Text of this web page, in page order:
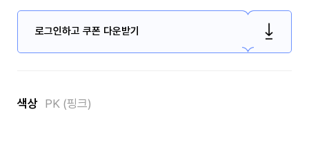
로그인하고 쿠폰 다운받기
색상 PK (핑크)